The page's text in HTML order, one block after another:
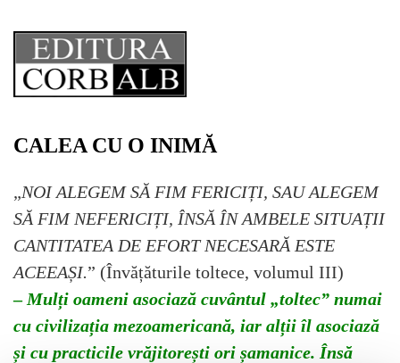
content
CALEA CU O INIMĂ
„NOI ALEGEM SĂ FIM FERICIȚI, SAU ALEGEM
SĂ FIM NEFERICIȚI, ÎNSĂ ÎN AMBELE SITUAȚII
CANTITATEA DE EFORT NECESARĂ ESTE
ACEEAȘI.” (Învățăturile toltece, volumul III)
– Mulți oameni asociază cuvântul „toltec” numai
cu civilizația mezoamericană, iar alții îl asociază
și cu practicile vrăjitorești ori șamanice. Însă